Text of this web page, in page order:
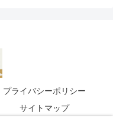
プライバシーポリシー
サイトマップ